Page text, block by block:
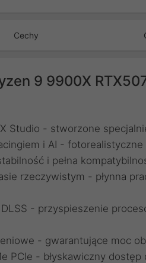
Cechy
9 9900X
Studio - stworzone
i AI -
i pełna
rzeczywistym - płynna
- przyspieszenie
- gwarantujące moc
PCIe - błyskawiczny